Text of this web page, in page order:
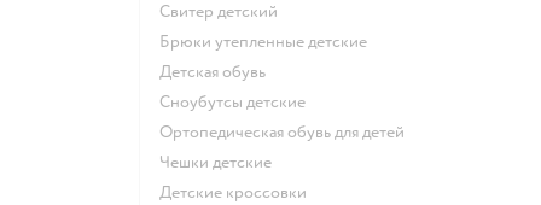
Свитер детский
Брюки утепленные детские
Детская обувь
Сноубутсы детские
Ортопедическая обувь для детей
Чешки детские
Детские кроссовки